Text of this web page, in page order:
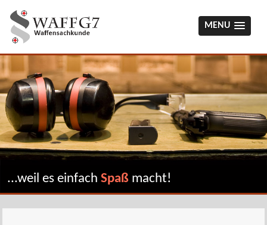
MENU
...weil es einfach Spaßmacht!